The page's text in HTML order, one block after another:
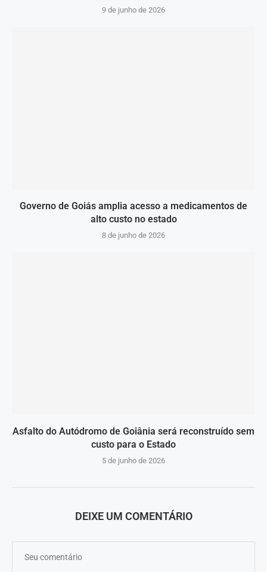
9 de junho de 2026
Governo de Goiás amplia acesso a medicamentos de
alto custo no estado
8 de junho de 2026
Asfalto do Autódromo de Goiânia será reconstruído sem
custo para o Estado
5 de junho de 2026
DEIXE UM COMENTÁRIO